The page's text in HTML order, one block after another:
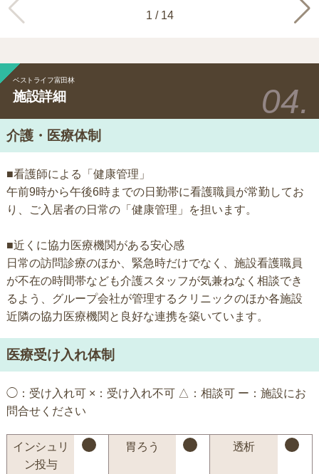
1 / 14
ベストライフ富田林
施設詳細
介護・医療体制
■看護師による「健康管理」
午前9時から午後6時までの日勤帯に看護職員が常勤してお
り、ご入居者の日常の「健康管理」を担います。
■近くに協力医療機関がある安心感
日常の訪問診療のほか、緊急時だけでなく、施設看護職員
が不在の時間帯なども介護スタッフが気兼ねなく相談でき
るよう、グループ会社が管理するクリニックのほか各施設
近隣の協力医療機関と良好な連携を築いています。
医療受け入れ体制
◯：受け入れ可 ×：受け入れ不可 △：相談可 ー：施設にお
問合せください
インシュリ
ン投与
胃ろう 透析